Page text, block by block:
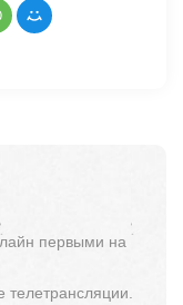
первыми на